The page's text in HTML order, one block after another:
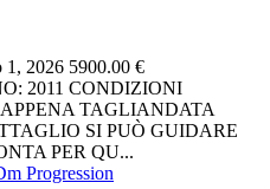
1, 2026 5900.00 €
2011 CONDIZIONI
TAGLIANDATA
SI PUÒ GUIDARE
PER QU...